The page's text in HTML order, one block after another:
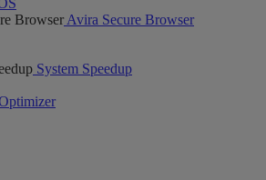
Browser Avira Secure Browser
System Speedup